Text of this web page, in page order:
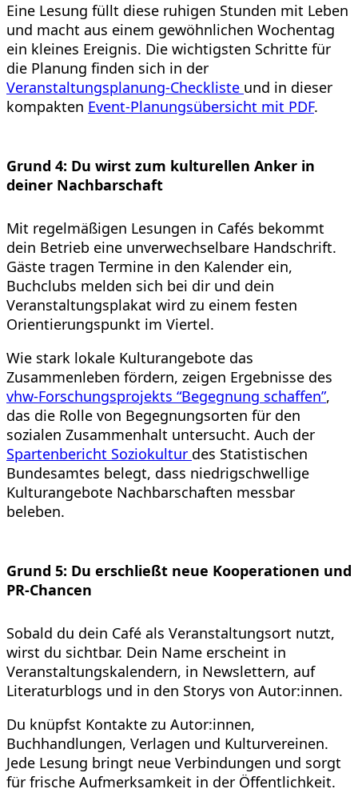
Eine Lesung füllt diese ruhigen Stunden mit Leben
und macht aus einem gewöhnlichen Wochentag
ein kleines Ereignis. Die wichtigsten Schritte für
die Planung finden sich in der
Veranstaltungsplanung-Checkliste und in dieser
kompakten Event-Planungsübersicht mit PDF.
Grund 4: Du wirst zum kulturellen Anker in
deiner Nachbarschaft
Mit regelmäßigen Lesungen in Cafés bekommt
dein Betrieb eine unverwechselbare Handschrift.
Gäste tragen Termine in den Kalender ein,
Buchclubs melden sich bei dir und dein
Veranstaltungsplakat wird zu einem festen
Orientierungspunkt im Viertel.
Wie stark lokale Kulturangebote das
Zusammenleben fördern, zeigen Ergebnisse des
vhw-Forschungsprojekts “Begegnung schaffen”,
das die Rolle von Begegnungsorten für den
sozialen Zusammenhalt untersucht. Auch der
Spartenbericht Soziokultur des Statistischen
Bundesamtes belegt, dass niedrigschwellige
Kulturangebote Nachbarschaften messbar
beleben.
Grund 5: Du erschließt neue Kooperationen und
PR-Chancen
Sobald du dein Café als Veranstaltungsort nutzt,
wirst du sichtbar. Dein Name erscheint in
Veranstaltungskalendern, in Newslettern, auf
Literaturblogs und in den Storys von Autor:innen.
Du knüpfst Kontakte zu Autor:innen,
Buchhandlungen, Verlagen und Kulturvereinen.
Jede Lesung bringt neue Verbindungen und sorgt
für frische Aufmerksamkeit in der Öffentlichkeit.